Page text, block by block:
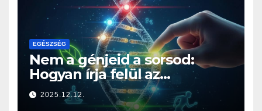
EGÉSZSÉG
Nem a génjeid a sorsod:
Hogyan írja felül az
életmódod az örökségedet?
2025.12.12.